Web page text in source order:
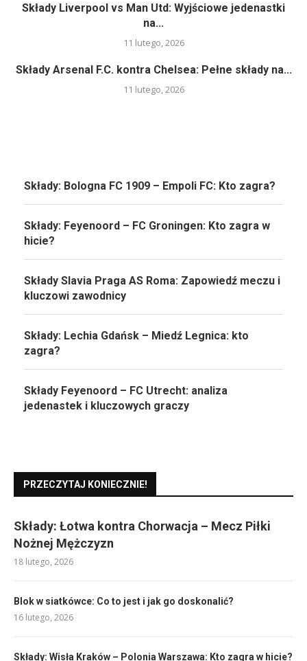
Składy Liverpool vs Man Utd: Wyjściowe jedenastki
na...
11 lutego, 2026
Składy Arsenal F.C. kontra Chelsea: Pełne składy na...
11 lutego, 2026
Składy: Bologna FC 1909 – Empoli FC: Kto zagra?
Składy: Feyenoord – FC Groningen: Kto zagra w
hicie?
Składy Slavia Praga AS Roma: Zapowiedź meczu i
kluczowi zawodnicy
Składy: Lechia Gdańsk – Miedź Legnica: kto
zagra?
Składy Feyenoord – FC Utrecht: analiza
jedenastek i kluczowych graczy
PRZECZYTAJ KONIECZNIE!
Składy: Łotwa kontra Chorwacja – Mecz Piłki
Nożnej Mężczyzn
18 lutego, 2026
Blok w siatkówce: Co to jest i jak go doskonalić?
16 lutego, 2026
Składy: Wisła Kraków – Polonia Warszawa: Kto zagra w hicie?